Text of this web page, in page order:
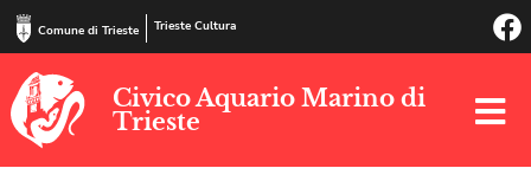
Comune di Trieste Trieste Cultura
Civico Aquario Marino di
Trieste